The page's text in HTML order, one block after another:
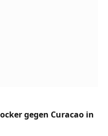
gegen Curacao in